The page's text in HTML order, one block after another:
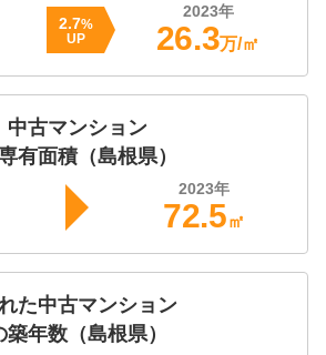
2.7%
UP
2023年
26.3万/㎡
中古マンション
有面積（島根県）
2023年
72.5㎡
た中古マンション
築年数（島根県）